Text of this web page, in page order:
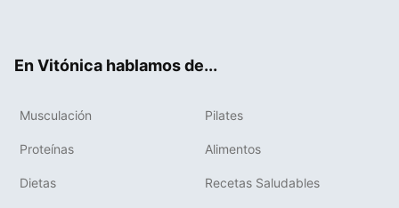
En Vitónica hablamos de...
Musculación Pilates
Proteínas Alimentos
Dietas Recetas Saludables